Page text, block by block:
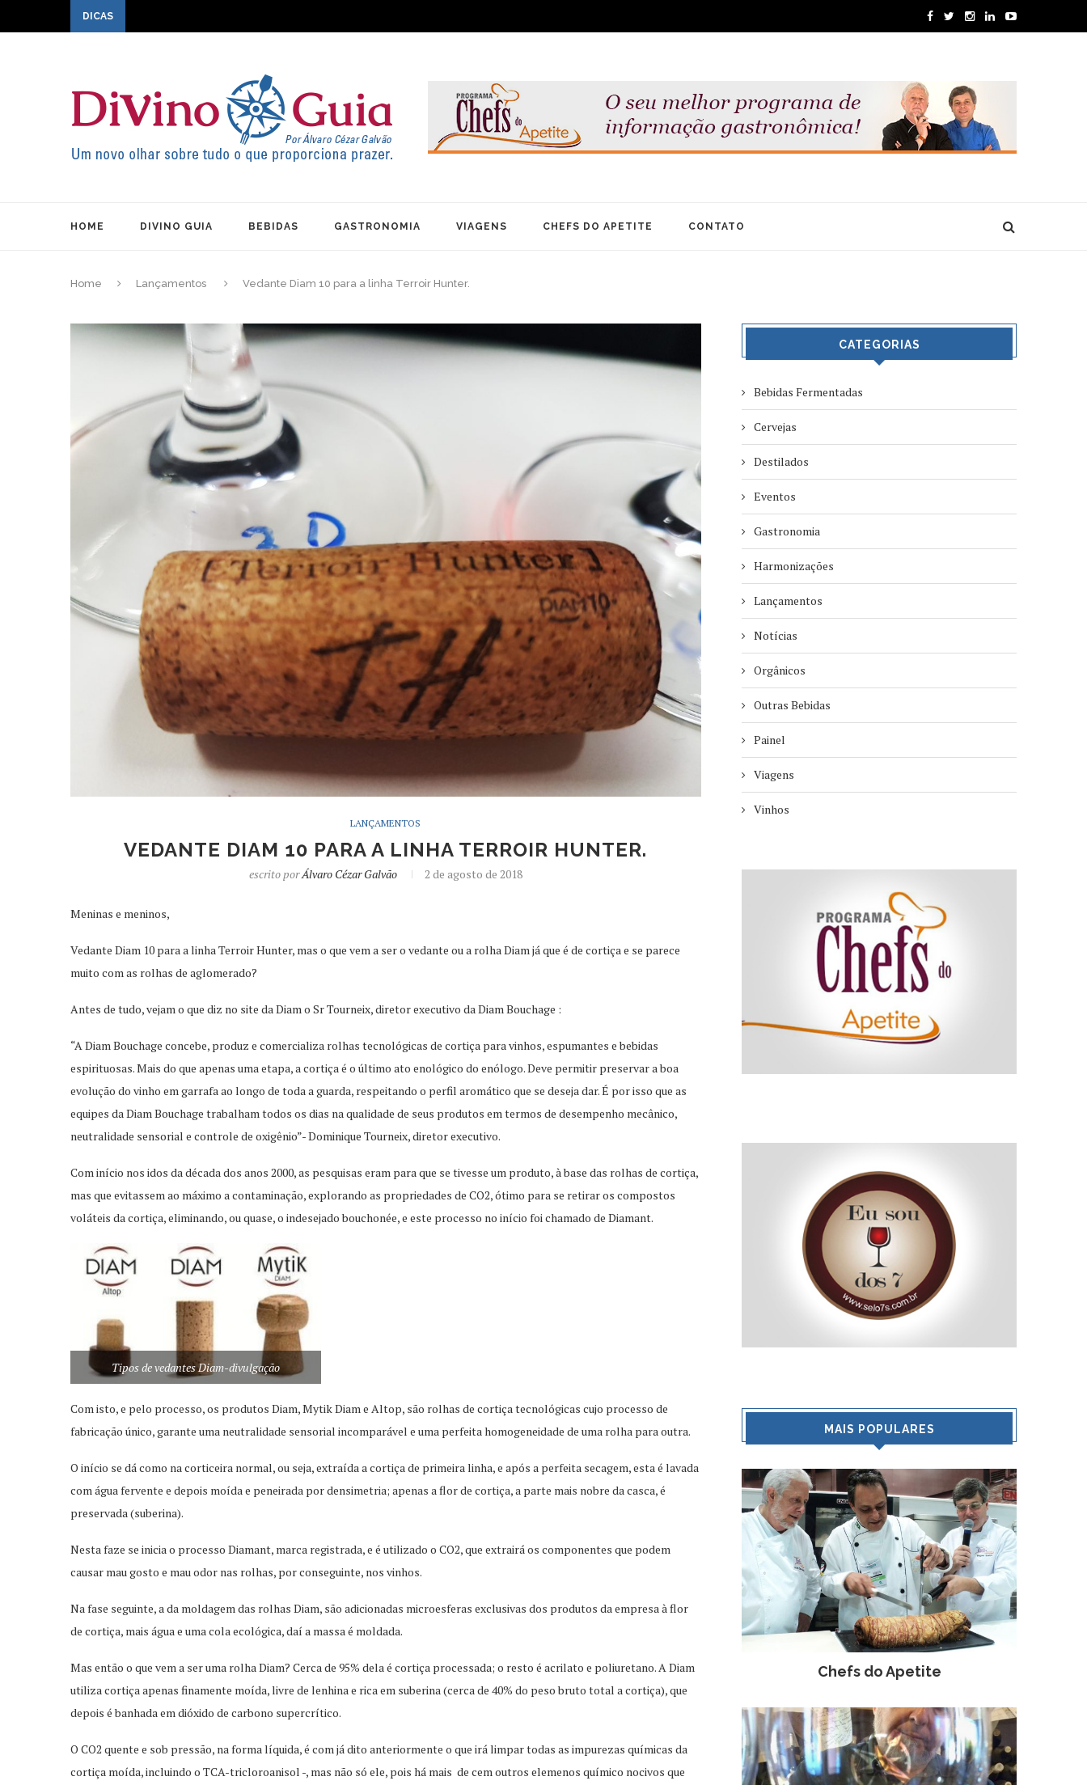
DICAS
HOME DIVINO GUIA BEBIDAS GASTRONOMIA VIAGENS CHEFS DO APETITE CONTATO
Home Lançamentos Vedante Diam 10 para a linha Terroir Hunter.
LANÇAMENTOS
VEDANTE DIAM 10 PARA A LINHA TERROIR HUNTER.
escrito porÁlvaro Cézar Galvão 2 de agosto de 2018
Meninas e meninos,
Vedante Diam 10 para a linha Terroir Hunter, mas o que vem a ser o vedante ou a rolha Diam já que é de cortiça e se parece
muito com as rolhas de aglomerado?
Antes de tudo, vejam o que diz no site da Diam o Sr Tourneix, diretor executivo da Diam Bouchage :
“A Diam Bouchage concebe, produz e comercializa rolhas tecnológicas de cortiça para vinhos, espumantes e bebidas
espirituosas. Mais do que apenas uma etapa, a cortiça é o último ato enológico do enólogo. Deve permitir preservar a boa
evolução do vinho em garrafa ao longo de toda a guarda, respeitando o perfil aromático que se deseja dar. É por isso que as
equipes da Diam Bouchage trabalham todos os dias na qualidade de seus produtos em termos de desempenho mecânico,
neutralidade sensorial e controle de oxigênio”- Dominique Tourneix, diretor executivo.
Com início nos idos da década dos anos 2000, as pesquisas eram para que se tivesse um produto, à base das rolhas de cortiça,
mas que evitassem ao máximo a contaminação, explorando as propriedades de CO2, ótimo para se retirar os compostos
voláteis da cortiça, eliminando, ou quase, o indesejado bouchonée, e este processo no início foi chamado de Diamant.
Tipos de vedantes Diam-divulgação
Com isto, e pelo processo, os produtos Diam, Mytik Diam e Altop, são rolhas de cortiça tecnológicas cujo processo de
fabricação único, garante uma neutralidade sensorial incomparável e uma perfeita homogeneidade de uma rolha para outra.
O início se dá como na corticeira normal, ou seja, extraída a cortiça de primeira linha, e após a perfeita secagem, esta é lavada
com água fervente e depois moída e peneirada por densimetria; apenas a flor de cortiça, a parte mais nobre da casca, é
preservada (suberina).
Nesta faze se inicia o processo Diamant, marca registrada, e é utilizado o CO2, que extrairá os componentes que podem
causar mau gosto e mau odor nas rolhas, por conseguinte, nos vinhos.
Na fase seguinte, a da moldagem das rolhas Diam, são adicionadas microesferas exclusivas dos produtos da empresa à flor
de cortiça, mais água e uma cola ecológica, daí a massa é moldada.
Mas então o que vem a ser uma rolha Diam? Cerca de 95% dela é cortiça processada; o resto é acrilato e poliuretano. A Diam
utiliza cortiça apenas finamente moída, livre de lenhina e rica em suberina (cerca de 40% do peso bruto total a cortiça), que
depois é banhada em dióxido de carbono supercrítico.
O CO2 quente e sob pressão, na forma líquida, é com já dito anteriormente o que irá limpar todas as impurezas químicas da
cortiça moída, incluindo o TCA-tricloroanisol -, mas não só ele, pois há mais de cem outros elemenos químico nocivos que
CATEGORIAS
Bebidas Fermentadas
Cervejas
Destilados
Eventos
Gastronomia
Harmonizações
Lançamentos
Notícias
Orgânicos
Outras Bebidas
Painel
Viagens
Vinhos
MAIS POPULARES
Chefs do Apetite